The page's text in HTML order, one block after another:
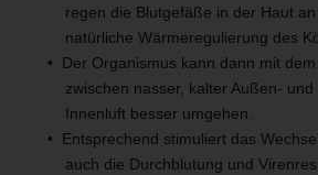
regen die Blutgefäße in der Haut
natürliche Wärmeregulierung des
Der Organismus kann dann mit
zwischen nasser, kalter Außen-
Innenluft besser umgehen.
Entsprechend stimuliert das
auch die Durchblutung und